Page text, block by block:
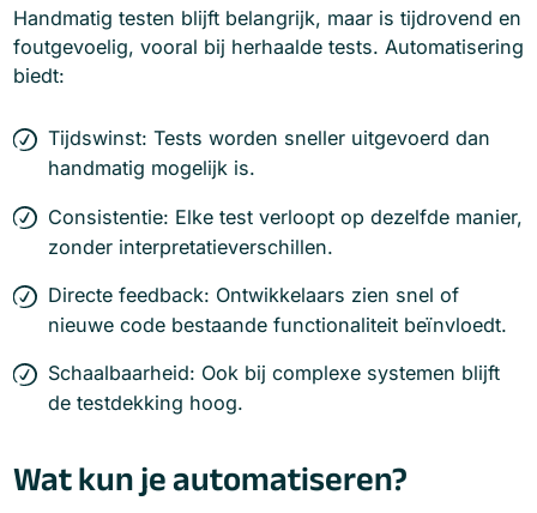
Handmatig testen blijft belangrijk, maar is tijdrovend en
foutgevoelig, vooral bij herhaalde tests. Automatisering
biedt:
Tijdswinst: Tests worden sneller uitgevoerd dan
handmatig mogelijk is.
Consistentie: Elke test verloopt op dezelfde manier,
zonder interpretatieverschillen.
Directe feedback: Ontwikkelaars zien snel of
nieuwe code bestaande functionaliteit beïnvloedt.
Schaalbaarheid: Ook bij complexe systemen blijft
de testdekking hoog.
Wat kun je automatiseren?